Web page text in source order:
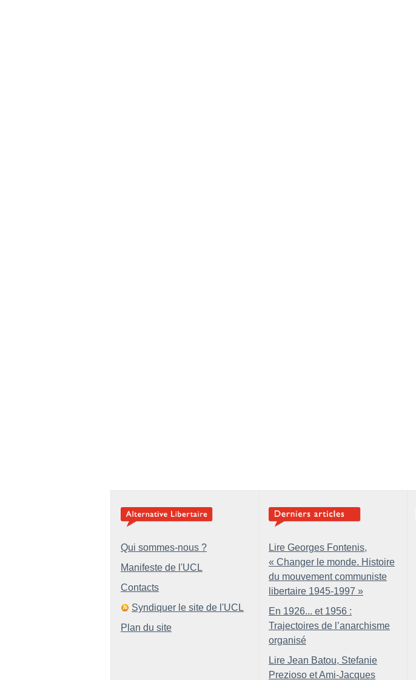
Qui sommes-nous ?
Manifeste de l'UCL
Contacts
Syndiquer le site de l'UCL
Plan du site
Lire Georges Fontenis,
« Changer le monde. Histoire
du mouvement communiste
libertaire 1945-1997 »
En 1926... et 1956 :
Trajectoires de l’anarchisme
organisé
Lire Jean Batou, Stefanie
Prezioso et Ami-Jacques